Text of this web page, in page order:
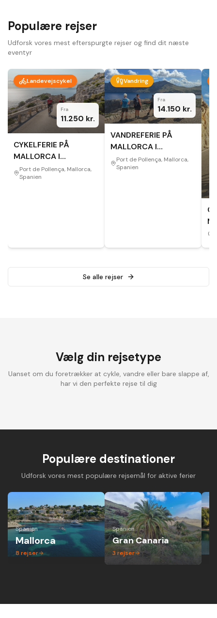
Bare se at komme afsted der er
noget for en hver.
Populære rejser
Udforsk vores mest efterspurgte rejser og find dit næste
eventyr
Landevejscykel
Fra
11.250 kr.
CYKELFERIE PÅ
MALLORCA I
EFTERÅRET
Port de Pollença, Mallorca,
Spanien
Vandring
Fra
14.150 kr.
VANDREFERIE PÅ
MALLORCA I
EFTERÅRET
Port de Pollença, Mallorca,
Spanien
Se alle rejser
Vælg din rejsetype
Uanset om du foretrækker at cykle, vandre eller bare slappe af,
har vi den perfekte rejse til dig
Populære destinationer
Udforsk vores mest populære rejsemål for aktive ferier
Spanien
Mallorca
8 rejser
Spanien
Gran Canaria
3 rejser